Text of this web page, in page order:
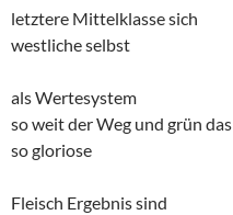
letztere Mittelklasse sich
westliche selbst
als Wertesystem
so weit der Weg und grün das
so gloriose
Fleisch Ergebnis sind